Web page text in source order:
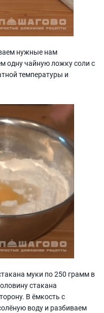
нужные нам
одну чайную ложку соли с
температуры и
муки по 250 грамм в
стакана
В ёмкость с
воду и разбиваем